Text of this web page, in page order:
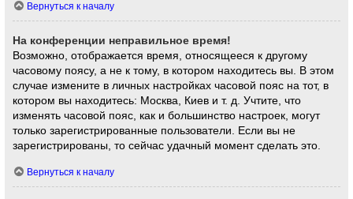
Вернуться к началу
На конференции неправильное время!
Возможно, отображается время, относящееся к другому
часовому поясу, а не к тому, в котором находитесь вы. В этом
случае измените в личных настройках часовой пояс на тот, в
котором вы находитесь: Москва, Киев и т. д. Учтите, что
изменять часовой пояс, как и большинство настроек, могут
только зарегистрированные пользователи. Если вы не
зарегистрированы, то сейчас удачный момент сделать это.
Вернуться к началу